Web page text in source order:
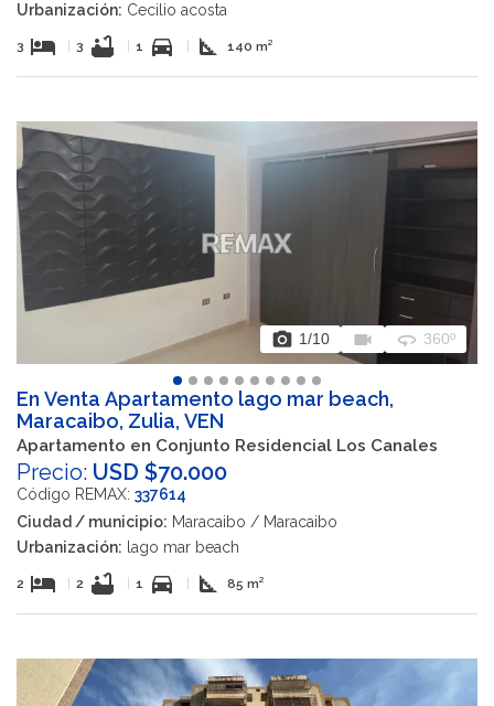
Urbanización: Cecilio acosta
3 hotel 3 bathtub 1 directions_car square_foot 140 m²
photo_camera 1/10 videocam 360 360º
En Venta Apartamento lago mar beach,
Maracaibo, Zulia, VEN
Apartamento en Conjunto Residencial Los Canales
Precio: USD $70.000
Código REMAX: 337614
Ciudad / municipio: Maracaibo / Maracaibo
Urbanización: lago mar beach
2 hotel 2 bathtub 1 directions_car square_foot 85 m²